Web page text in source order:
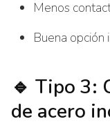
Menos
Buena opción
🔹 Tipo 3:
de acero